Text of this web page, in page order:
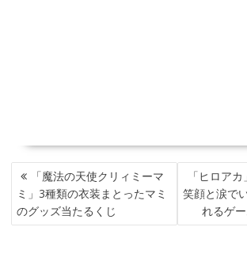
投
稿
ナ
ビ
「魔法の天使クリィミーマ
ミ」3種類の衣装まとったマミ
のグッズ当たるくじ
「ヒロア
笑顔と涙で
れるゲ